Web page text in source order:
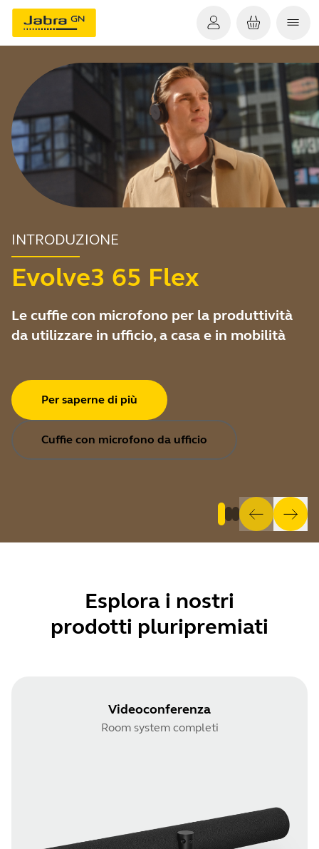
INTRODUZIONE
Evolve3 65 Flex
Le cuffie con microfono per la produttività
da utilizzare in ufficio, a casa e in mobilità
Per saperne di più
Cuffie con microfono da ufficio
Esplora i nostri
prodotti pluripremiati
Videoconferenza
Room system completi